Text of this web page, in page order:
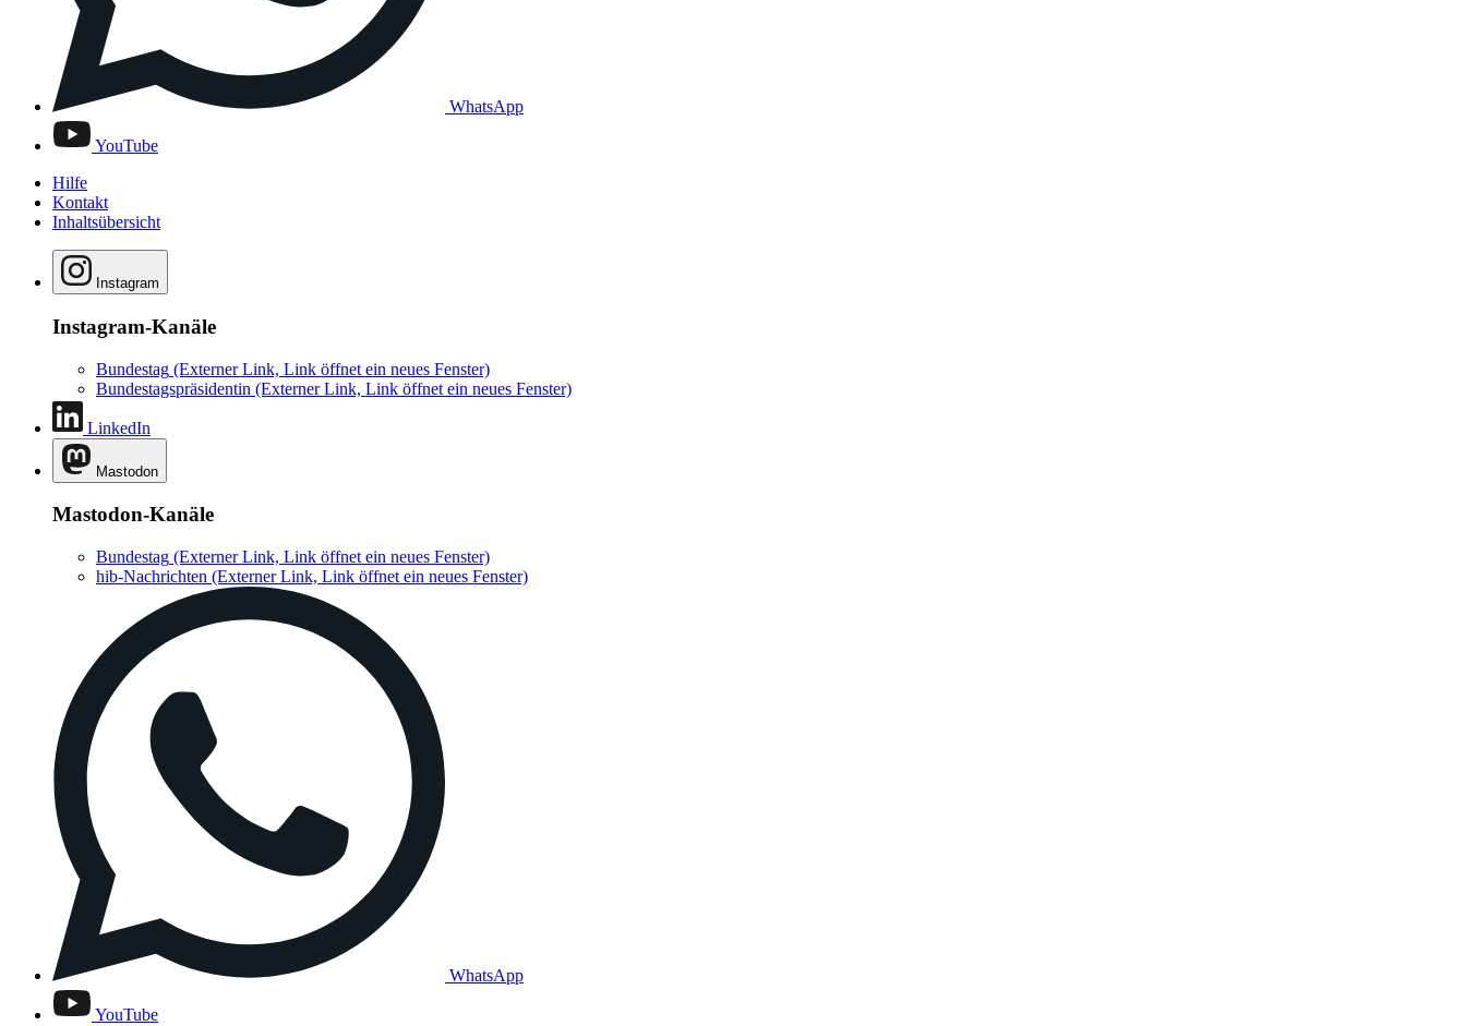
WhatsApp
YouTube
Hilfe
Kontakt
Inhaltsübersicht
Instagram
Instagram-Kanäle
Bundestag (Externer Link, Link öffnet ein neues Fenster)
Bundestagspräsidentin (Externer Link, Link öffnet ein neues Fenster)
LinkedIn
Mastodon
Mastodon-Kanäle
Bundestag (Externer Link, Link öffnet ein neues Fenster)
hib-Nachrichten (Externer Link, Link öffnet ein neues Fenster)
WhatsApp
YouTube